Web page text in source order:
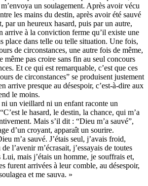
Albéric d’
Mario
Christophe
Claire
Annie
Gaële de
Didier
Jacques
Corine
un soulagement. Après avoir vécu
les mains du destin, après avoir été sauvé
par un heureux hasard, puis par un autre,
arrive à la conviction ferme qu’il existe une
place dans telle ou telle situation. Une fois,
de circonstances, une autre fois de même,
même pas croire sans fin au seul concours
Et ce qui est remarquable, c’est que ces
de circonstances” se produisent justement
arrive presque au désespoir, c’est-à-dire aux
le moins.
ni un vieillard ni un enfant raconte un
le hasard, le destin, la chance, qui m’a
Mais s’il dit : “Dieu m’a sauvé”,
d’un croyant, apparaît un sourire.
m’a sauvé. J’étais seul, j’avais froid,
l’avenir m’écrasait, j’essayais de toutes
Lui, mais j’étais un homme, je souffrais et,
furent arrivées à leur comble, au désespoir,
et me sauva. »